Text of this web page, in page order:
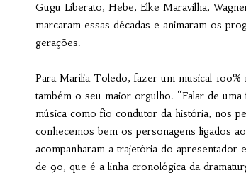
Gugu Liberato, Hebe, Elke Maravilha,
marcaram essas décadas e animaram os
gerações.
Para Marília Toledo, fazer um musical
também o seu maior orgulho. “Falar de
música como fio condutor da história, nos
conhecemos bem os personagens ligados
acompanharam a trajetória do apresentador
de 90, que é a linha cronológica da